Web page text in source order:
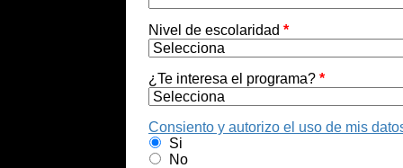
Nivel de escolaridad *
¿Te interesa el programa? *
Consiento y autorizo el uso de mis
Si
No